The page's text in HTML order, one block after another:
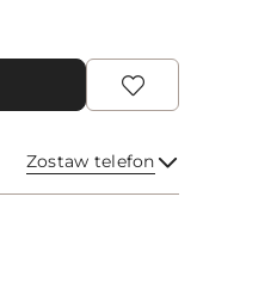
Zostaw telefon
Wyślij